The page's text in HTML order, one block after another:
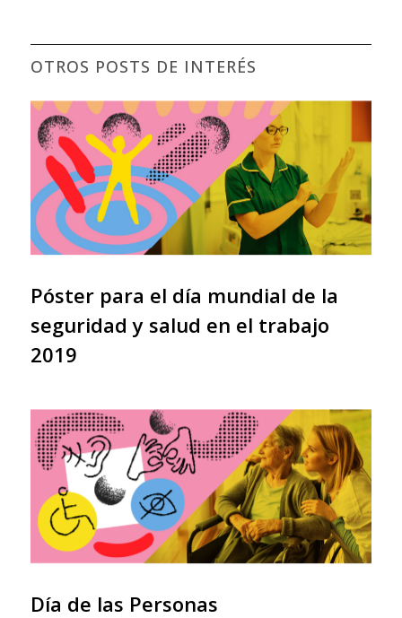
OTROS POSTS DE INTERÉS
Póster para el día mundial de la
seguridad y salud en el trabajo
2019
Día de las Personas